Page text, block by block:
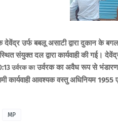
देवेंद्र उर्फ बबलू असाटी द्वारा दुकान के
संयुक्त दल द्वारा कार्यवाही की गई।
उर्वरक काउर्वरक का अवैध रूप से भंडारण
कार्यवाही आवश्यक वस्तु अधिनियम
MP